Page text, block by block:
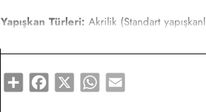
Yapışkan Türleri: Akrilik (Standart
Kullanım Alanları:Teknik makine ürün
düşük sıcaklıklarda muhafaza edilmeye
Share Facebook
X WhatsApp
Email